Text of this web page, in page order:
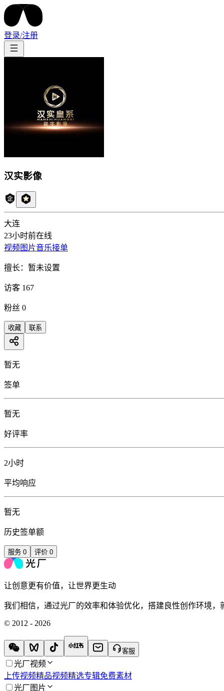
登录/注册
汉实影像
大连
23小时前在线
视频 图片音乐接单
擅长： 暂未设置
访客 167
粉丝 0
收藏 联系
暂无
签单
暂无
好评率
2小时
平均响应
暂无
历史签单额
服务 0 评价 0
让创意更有价值，让世界更生动
我们相信，通过光厂的效率和体验优化，搭建良性创作环境
© 2012 - 2026
客服
光厂视频
上传视频精品视频精选专辑免费素材
光厂图片